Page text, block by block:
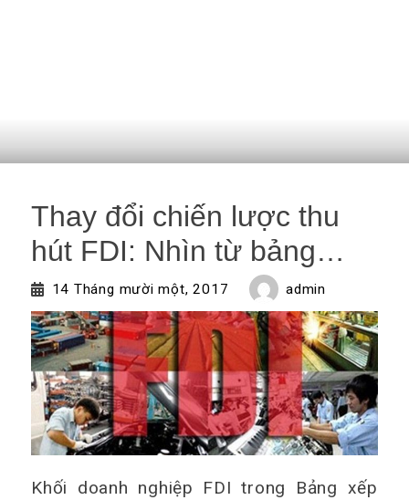
Thay đổi chiến lược thu
hút FDI: Nhìn từ bảng…
14 Tháng mười một, 2017 admin
Khối doanh nghiệp FDI trong Bảng xếp